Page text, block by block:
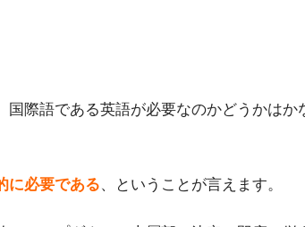
国際語である英語が必要なのかどうかはか
に必要である、ということが言えます。